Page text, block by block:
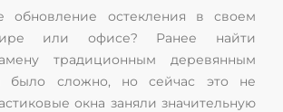
обновление остекления в своем
или офисе? Ранее найти
традиционным деревянным
было сложно, но сейчас это не
окна заняли значительную